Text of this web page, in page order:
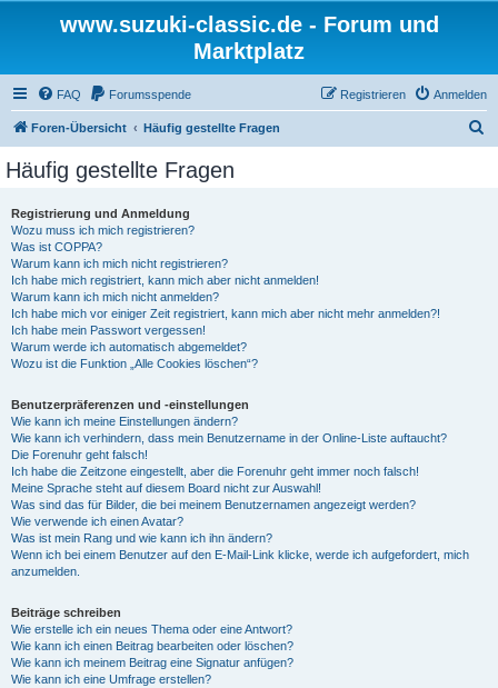
www.suzuki-classic.de - Forum und
Marktplatz
FAQ Forumsspende Anmelden
Registrieren
Foren-Übersicht Häufig gestellte Fragen
Häufig gestellte Fragen
Registrierung und Anmeldung
Wozu muss ich mich registrieren?
Was ist COPPA?
Warum kann ich mich nicht registrieren?
Ich habe mich registriert, kann mich aber nicht anmelden!
Warum kann ich mich nicht anmelden?
Ich habe mich vor einiger Zeit registriert, kann mich aber nicht mehr anmelden?!
Ich habe mein Passwort vergessen!
Warum werde ich automatisch abgemeldet?
Wozu ist die Funktion „Alle Cookies löschen“?
Benutzerpräferenzen und -einstellungen
Wie kann ich meine Einstellungen ändern?
Wie kann ich verhindern, dass mein Benutzername in der Online-Liste auftaucht?
Die Forenuhr geht falsch!
Ich habe die Zeitzone eingestellt, aber die Forenuhr geht immer noch falsch!
Meine Sprache steht auf diesem Board nicht zur Auswahl!
Was sind das für Bilder, die bei meinem Benutzernamen angezeigt werden?
Wie verwende ich einen Avatar?
Was ist mein Rang und wie kann ich ihn ändern?
Wenn ich bei einem Benutzer auf den E-Mail-Link klicke, werde ich aufgefordert, mich
anzumelden.
Beiträge schreiben
Wie erstelle ich ein neues Thema oder eine Antwort?
Wie kann ich einen Beitrag bearbeiten oder löschen?
Wie kann ich meinem Beitrag eine Signatur anfügen?
Wie kann ich eine Umfrage erstellen?